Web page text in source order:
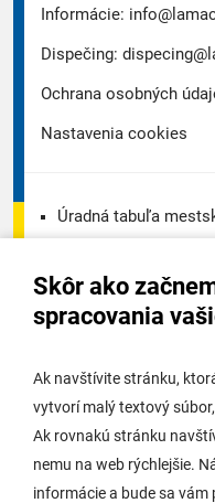
Skôr ako
spracovania
Ak navštívite stránku,
vytvorí malý textový
Ak rovnakú stránku
nemu na web rýchlejšie.
informácie a bude sa
Informácie:
Dispečing:
Ochrana osobných
Nastavenia cookies
Úradná tabuľa
Úradná tabuľa
Potrebujem vybaviť
Samospráva